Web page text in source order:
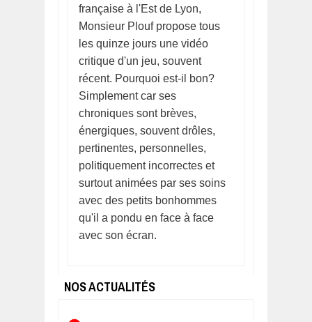
française à l'Est de Lyon,
Monsieur Plouf propose tous
les quinze jours une vidéo
critique d'un jeu, souvent
récent. Pourquoi est-il bon?
Simplement car ses
chroniques sont brèves,
énergiques, souvent drôles,
pertinentes, personnelles,
politiquement incorrectes et
surtout animées par ses soins
avec des petits bonhommes
qu'il a pondu en face à face
avec son écran.
NOS ACTUALITÉS